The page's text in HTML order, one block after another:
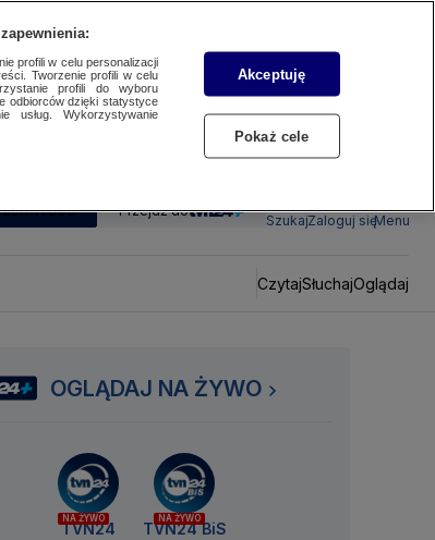
Przejdź do
SzukajZaloguj sięMenu
CzytajSłuchajOglądaj
OGLĄDAJ NA ŻYWO
NA ŻYWO
TVN24
NA ŻYWO
TVN24 BiS
profili w celu personalizacji
Tworzenie profili w celu
profili do wyboru
odbiorców dzięki statystyce
usług. Wykorzystywanie
Akceptuję
Pokaż cele